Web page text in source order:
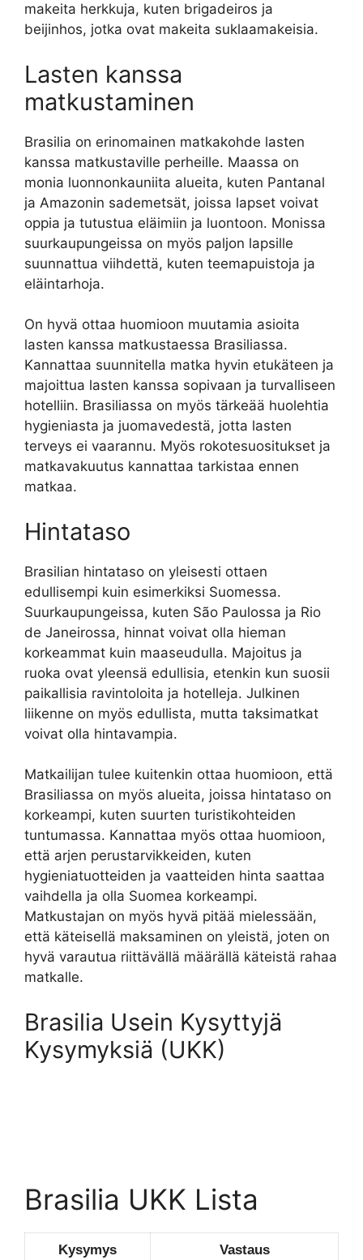
makeita herkkuja, kuten brigadeiros ja
beijinhos, jotka ovat makeita suklaamakeisia.
Lasten kanssa
matkustaminen
Brasilia on erinomainen matkakohde lasten
kanssa matkustaville perheille. Maassa on
monia luonnonkauniita alueita, kuten Pantanal
ja Amazonin sademetsät, joissa lapset voivat
oppia ja tutustua eläimiin ja luontoon. Monissa
suurkaupungeissa on myös paljon lapsille
suunnattua viihdettä, kuten teemapuistoja ja
eläintarhoja.
On hyvä ottaa huomioon muutamia asioita
lasten kanssa matkustaessa Brasiliassa.
Kannattaa suunnitella matka hyvin etukäteen ja
majoittua lasten kanssa sopivaan ja turvalliseen
hotelliin. Brasiliassa on myös tärkeää huolehtia
hygieniasta ja juomavedestä, jotta lasten
terveys ei vaarannu. Myös rokotesuositukset ja
matkavakuutus kannattaa tarkistaa ennen
matkaa.
Hintataso
Brasilian hintataso on yleisesti ottaen
edullisempi kuin esimerkiksi Suomessa.
Suurkaupungeissa, kuten São Paulossa ja Rio
de Janeirossa, hinnat voivat olla hieman
korkeammat kuin maaseudulla. Majoitus ja
ruoka ovat yleensä edullisia, etenkin kun suosii
paikallisia ravintoloita ja hotelleja. Julkinen
liikenne on myös edullista, mutta taksimatkat
voivat olla hintavampia.
Matkailijan tulee kuitenkin ottaa huomioon, että
Brasiliassa on myös alueita, joissa hintataso on
korkeampi, kuten suurten turistikohteiden
tuntumassa. Kannattaa myös ottaa huomioon,
että arjen perustarvikkeiden, kuten
hygieniatuotteiden ja vaatteiden hinta saattaa
vaihdella ja olla Suomea korkeampi.
Matkustajan on myös hyvä pitää mielessään,
että käteisellä maksaminen on yleistä, joten on
hyvä varautua riittävällä määrällä käteistä rahaa
matkalle.
Brasilia Usein Kysyttyjä
Kysymyksiä (UKK)
Brasilia UKK Lista
Kysymys Vastaus